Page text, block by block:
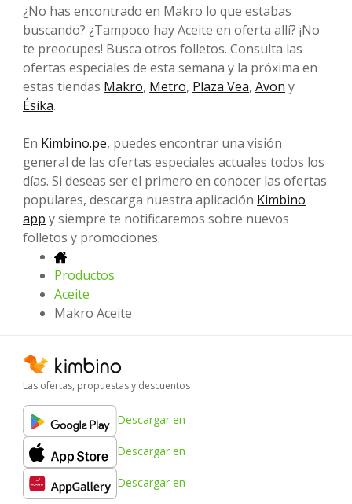
¿No has encontrado en Makro lo que estabas
buscando? ¿Tampoco hay Aceite en oferta allí? ¡No
te preocupes! Busca otros folletos. Consulta las
ofertas especiales de esta semana y la próxima en
estas tiendas Makro, Metro, Plaza Vea, Avon y
Ésika.
En Kimbino.pe, puedes encontrar una visión
general de las ofertas especiales actuales todos los
días. Si deseas ser el primero en conocer las ofertas
populares, descarga nuestra aplicación Kimbino
app y siempre te notificaremos sobre nuevos
folletos y promociones.
Productos
Aceite
Makro Aceite
Las ofertas, propuestas y descuentos
Descargar en
Descargar en
Descargar en